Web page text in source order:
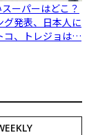
ーパーはどこ？
グ発表、日本人に
コ、トレジョは…